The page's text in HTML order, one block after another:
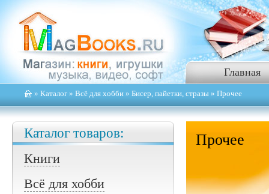
Главная
» Каталог » Всё для хобби » Бисер, пайетки, стразы » Прочее
Каталог товаров:
Книги
Всё для хобби
Прочее